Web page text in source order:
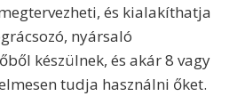
és kialakíthatja
nyársaló
készülnek, és akár 8 vagy
tudja használni őket.